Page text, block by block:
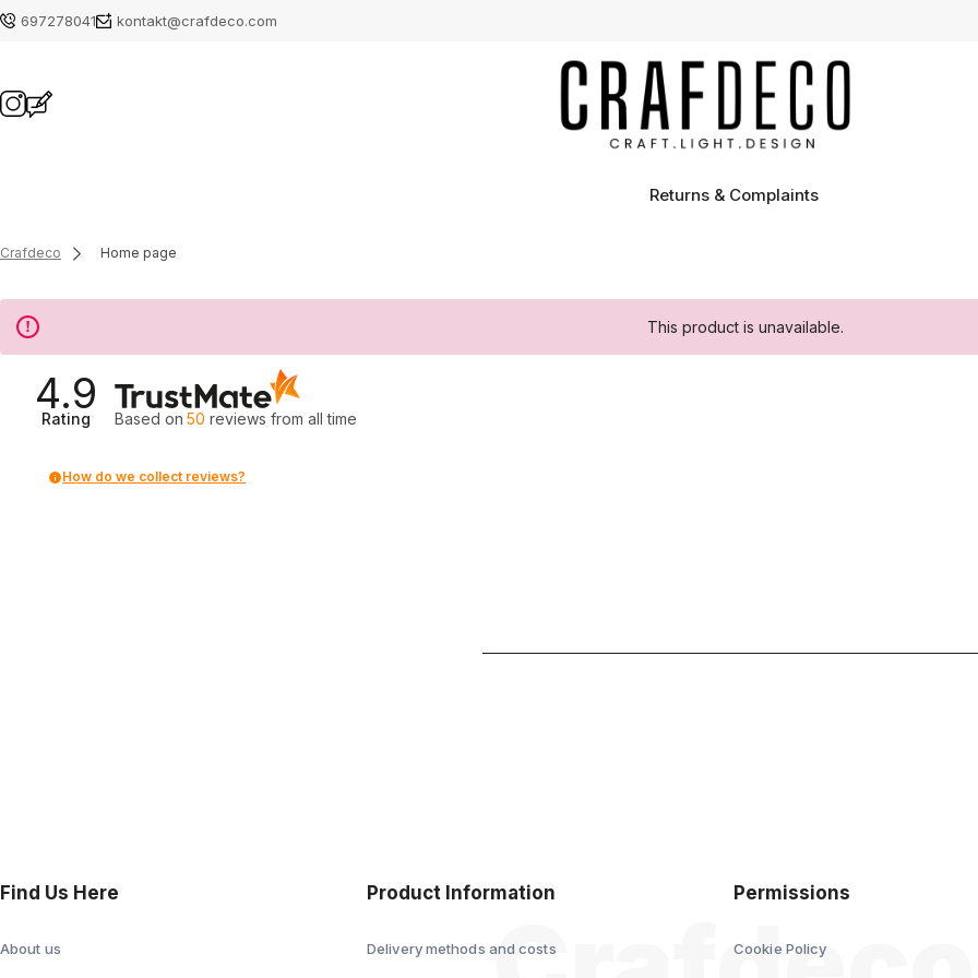
697278041 kontakt@crafdeco.com
Returns & Complaints
Crafdeco Home page
This product is unavailable.
4.9
Rating Based on 50 reviewsfrom all time
How do we collect reviews?
Find Us Here
About us
Product Information
Delivery methods and costs
Permissions
Cookie Policy